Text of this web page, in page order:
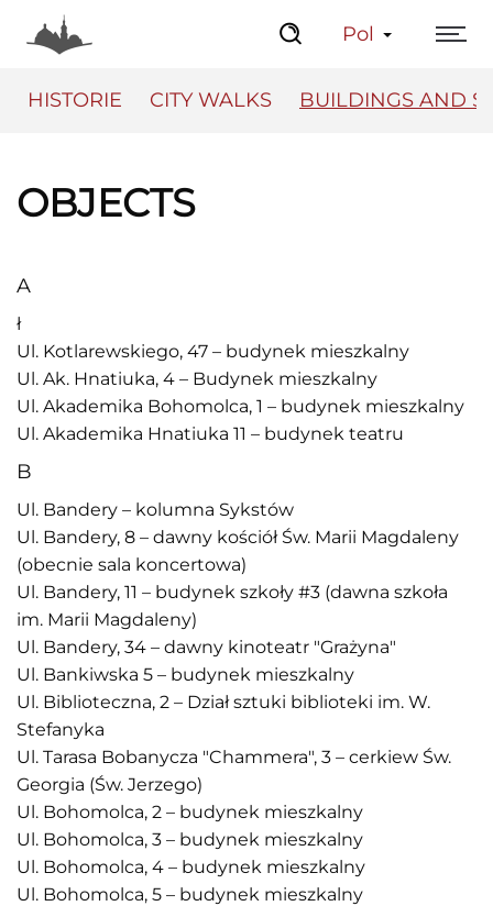
Pol
HISTORIE CITY WALKS BUILDINGS AND
OBJECTS
A
ł
Ul. Kotlarewskiego, 47 – budynek mieszkalny
Ul. Ak. Hnatiuka, 4 – Budynek mieszkalny
Ul. Akademika Bohomolca, 1 – budynek mieszkalny
Ul. Akademika Hnatiuka 11 – budynek teatru
B
Ul. Bandery – kolumna Sykstów
Ul. Bandery, 8 – dawny kościół Św. Marii Magdaleny
(obecnie sala koncertowa)
Ul. Bandery, 11 – budynek szkoły #3 (dawna szkoła
im. Marii Magdaleny)
Ul. Bandery, 34 – dawny kinoteatr "Grażyna"
Ul. Bankiwska 5 – budynek mieszkalny
Ul. Biblioteczna, 2 – Dział sztuki biblioteki im. W.
Stefanyka
Ul. Tarasa Bobanycza "Chammera", 3 – cerkiew Św.
Georgia (Św. Jerzego)
Ul. Bohomolca, 2 – budynek mieszkalny
Ul. Bohomolca, 3 – budynek mieszkalny
Ul. Bohomolca, 4 – budynek mieszkalny
Ul. Bohomolca, 5 – budynek mieszkalny